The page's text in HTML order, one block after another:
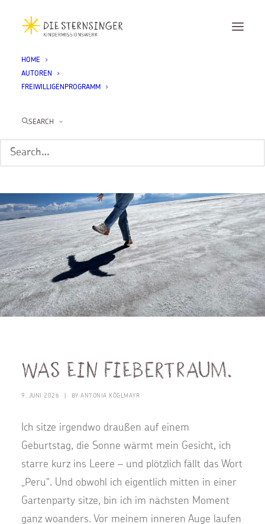
HOME
AUTOREN
FREIWILLIGENPROGRAMM
SEARCH
Was ein Fiebertraum.
9. JUNI 2026 BY ANTONIA KÖGLMAYR
Ich sitze irgendwo draußen auf einem
Geburtstag, die Sonne wärmt mein Gesicht, ich
starre kurz ins Leere – und plötzlich fällt das Wort
„Peru“. Und obwohl ich eigentlich mitten in einer
Gartenparty sitze, bin ich im nächsten Moment
ganz woanders. Vor meinem inneren Auge laufen